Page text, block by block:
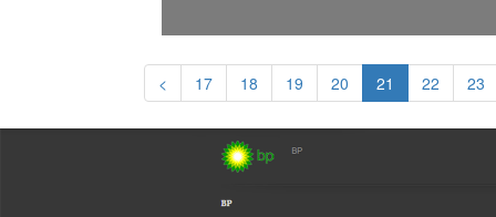
< 17 18 19 20 21 22 23